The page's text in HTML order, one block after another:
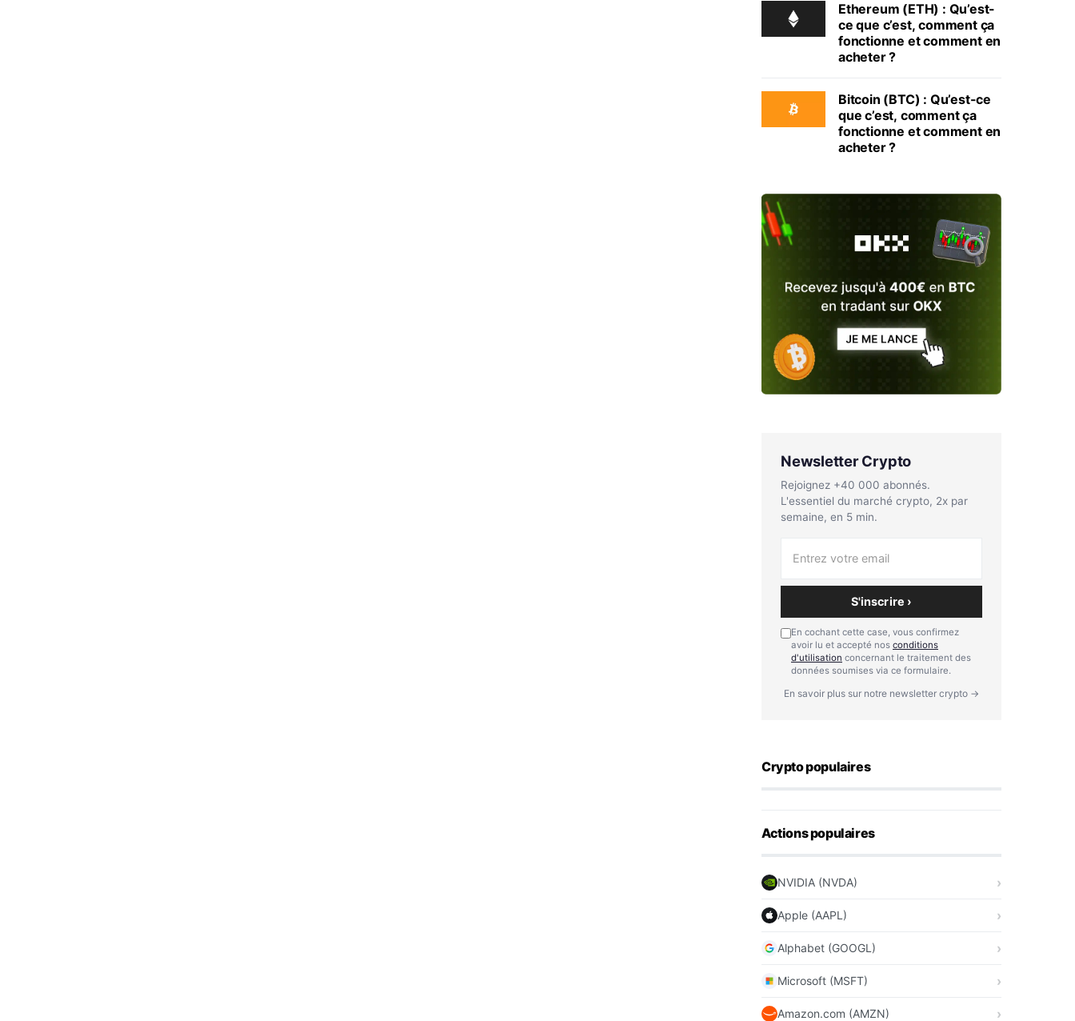
Ethereum (ETH) : Qu’est-
ce que c’est, comment ça
fonctionne et comment en
acheter ?
Bitcoin (BTC) : Qu’est-ce
que c’est, comment ça
fonctionne et comment en
acheter ?
Newsletter Crypto
Rejoignez +40 000 abonnés.
L'essentiel du marché crypto, 2x par
semaine, en 5 min.
S'inscrire ›
En cochant cette case, vous confirmez
avoir lu et accepté nos conditions
d'utilisation concernant le traitement des
données soumises via ce formulaire.
En savoir plus sur notre newsletter crypto →
Crypto populaires
Actions populaires
NVIDIA (NVDA)
Apple (AAPL)
Alphabet (GOOGL)
Microsoft (MSFT)
Amazon.com (AMZN)